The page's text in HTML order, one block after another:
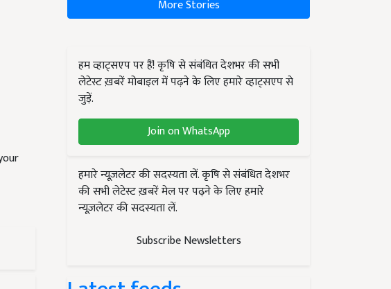
More Stories
हम व्हाट्सएप पर हैं! कृषि से संबंधित देशभर की सभी
लेटेस्ट ख़बरें मोबाइल में पढ़ने के लिए हमारे व्हाट्सएप से
जुड़ें.
Join on WhatsApp
हमारे न्यूज़लेटर की सदस्यता लें. कृषि से संबंधित देशभर
की सभी लेटेस्ट ख़बरें मेल पर पढ़ने के लिए हमारे
न्यूज़लेटर की सदस्यता लें.
Subscribe Newsletters